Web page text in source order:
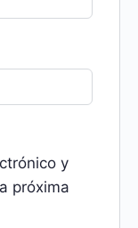
y
próxima